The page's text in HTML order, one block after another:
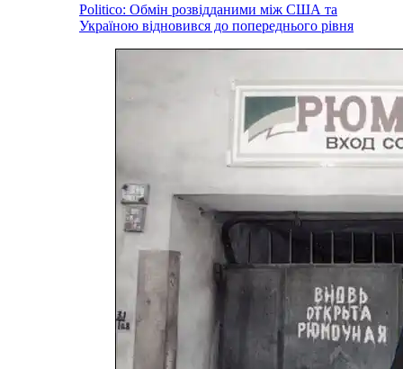
Politico: Обмін розвідданими між США та
Україною відновився до попереднього рівня